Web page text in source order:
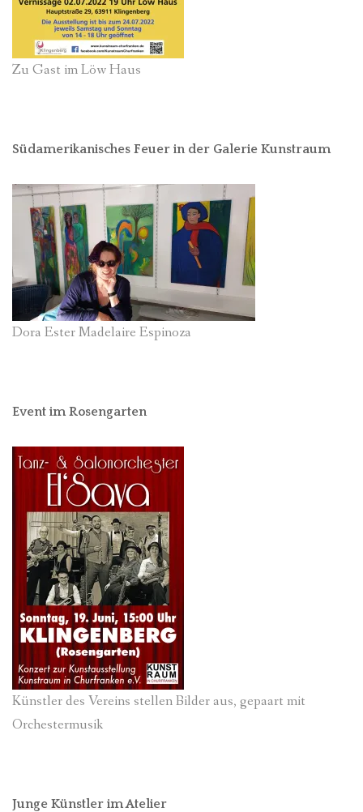
Zu Gast im Löw Haus
Südamerikanisches Feuer in der Galerie Kunstraum
Dora Ester Madelaire Espinoza
Event im Rosengarten
Künstler des Vereins stellen Bilder aus, gepaart mit
Orchestermusik
Junge Künstler im Atelier